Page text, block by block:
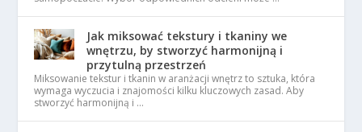
Jak miksować tekstury i tkaniny we
wnętrzu, by stworzyć harmonijną i
przytulną przestrzeń
Miksowanie tekstur i tkanin w aranżacji wnętrz to sztuka, która
wymaga wyczucia i znajomości kilku kluczowych zasad. Aby
stworzyć harmonijną i …